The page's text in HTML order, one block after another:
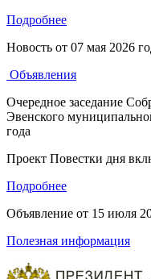
Подробнее
Новость от 07 мая 2026
Объявления
Очередное заседание
Эвенского
года
Проект Повестки дня
Подробнее
Объявление от 15 июля
Полезная информация